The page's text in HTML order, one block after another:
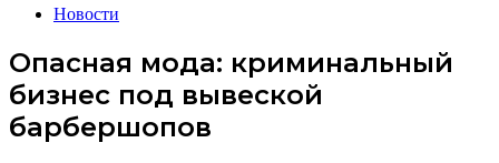
Новости
Опасная мода: криминальный
бизнес под вывеской
барбершопов